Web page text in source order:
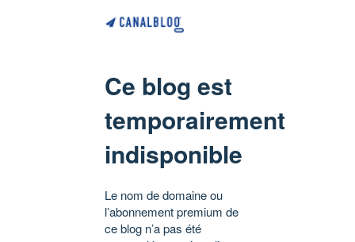
Ce blog est
temporairement
indisponible
Le nom de domaine ou
l’abonnement premium de
ce blog n’a pas été